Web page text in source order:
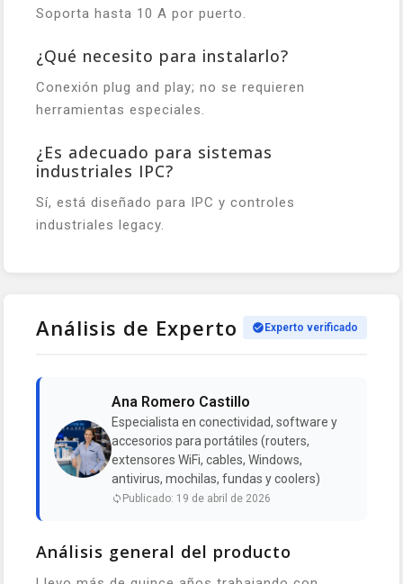
Soporta hasta 10 A por puerto.
¿Qué necesito para instalarlo?
Conexión plug and play; no se requieren
herramientas especiales.
¿Es adecuado para sistemas
industriales IPC?
Sí, está diseñado para IPC y controles
industriales legacy.
Análisis de Experto Experto verificado
Ana Romero Castillo
Especialista en conectividad, software y
accesorios para portátiles (routers,
extensores WiFi, cables, Windows,
antivirus, mochilas, fundas y coolers)
Publicado: 19 de abril de 2026
Análisis general del producto